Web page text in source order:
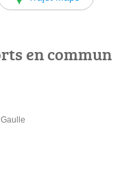
en commun